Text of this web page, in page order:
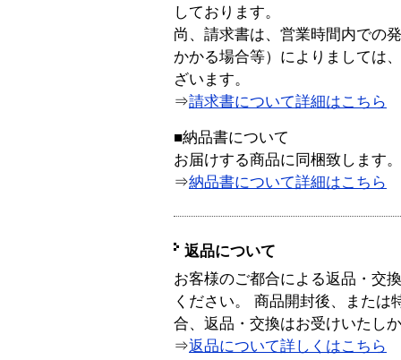
しております。
尚、請求書は、営業時間内での
かかる場合等）によりましては
ざいます。
⇒請求書について詳細はこちら
■納品書について
お届けする商品に同梱致します。
⇒納品書について詳細はこちら
返品について
お客様のご都合による返品・交
ください。 商品開封後、または
合、返品・交換はお受けいたし
⇒返品について詳しくはこちら